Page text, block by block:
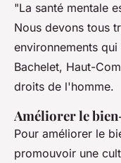
"La santé mentale
Nous devons tous
environnements
Bachelet, Haut-
droits de l'homme.
Améliorer le
Pour améliorer le
promouvoir une